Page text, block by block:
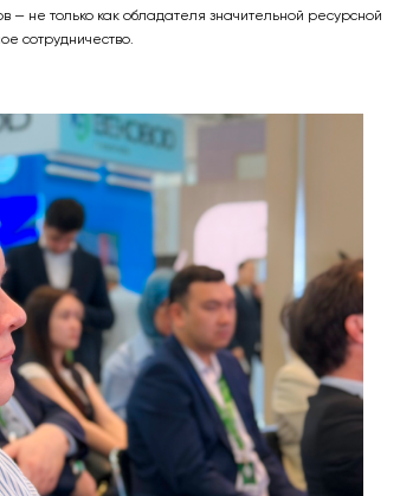
не только как обладателя значительной ресурсной
сотрудничество.